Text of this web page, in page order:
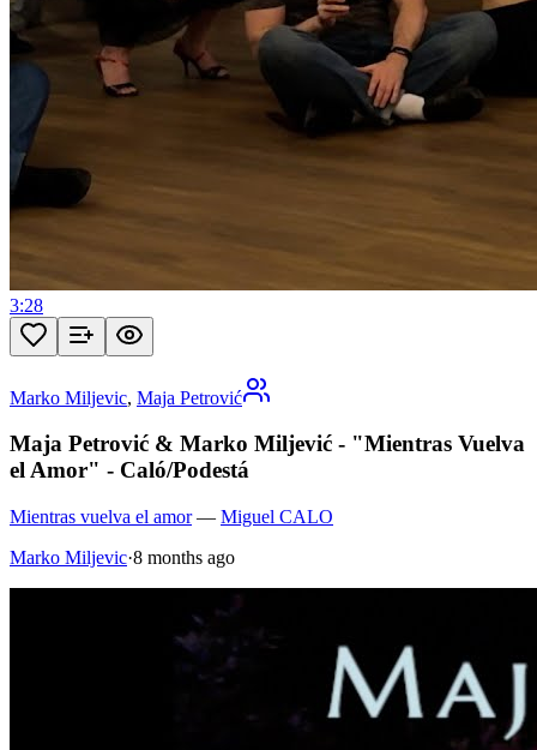
3:28
Marko Miljevic, Maja Petrović
Maja Petrović & Marko Miljević - "Mientras Vuelva
el Amor" - Caló/Podestá
Mientras vuelva el amor— Miguel CALO
Marko Miljevic·8 months ago